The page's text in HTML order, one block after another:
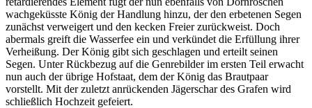
wachgeküsste König der Handlung hinzu, der den erbetenen Segen
zunächst verweigert und den kecken Freier zurückweist. Doch
abermals greift die Wasserfee ein und verkündet die Erfüllung ihrer
Verheißung. Der König gibt sich geschlagen und erteilt seinen
Segen. Unter Rückbezug auf die Genrebilder im ersten Teil erwacht
nun auch der übrige Hofstaat, dem der König das Brautpaar
vorstellt. Mit der zuletzt anrückenden Jägerschar des Grafen wird
schließlich Hochzeit gefeiert.